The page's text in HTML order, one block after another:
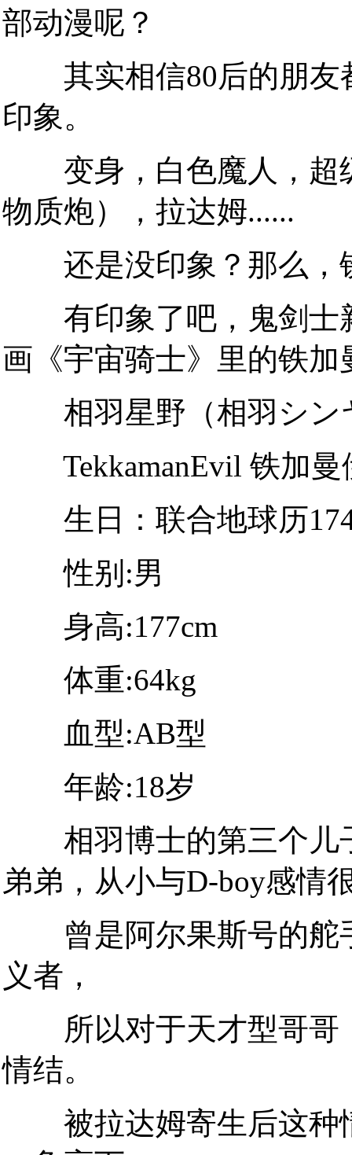
部动漫呢？
其实相信80后的朋友
印象。
变身，白色魔人，超
物质炮），拉达姆......
还是没印象？那么，
有印象了吧，鬼剑士
画《宇宙骑士》里的铁
相羽星野（相羽シン
TekkamanEvil 铁加曼
生日：联合地球历174
性别:男
身高:177cm
体重:64kg
血型:AB型
年龄:18岁
相羽博士的第三个儿
弟弟，从小与D-boy感情
曾是阿尔果斯号的舵
义者，
所以对于天才型哥哥
情结。
被拉达姆寄生后这种